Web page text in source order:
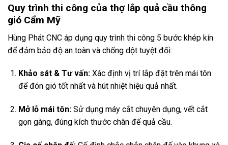
Quy trình thi công của thợ lắp quả cầu thông
gió Cẩm Mỹ
Hùng Phát CNC áp dụng quy trình thi công 5 bước khép kín
để đảm bảo độ an toàn và chống dột tuyệt đối:
Khảo sát & Tư vấn:Xác định vị trí lắp đặt trên mái tôn
để đón gió tốt nhất và hút nhiệt hiệu quả nhất.
Mở lỗ mái tôn:Sử dụng máy cắt chuyên dụng, vết cắt
gọn gàng, đúng kích thước chân đế quả cầu.